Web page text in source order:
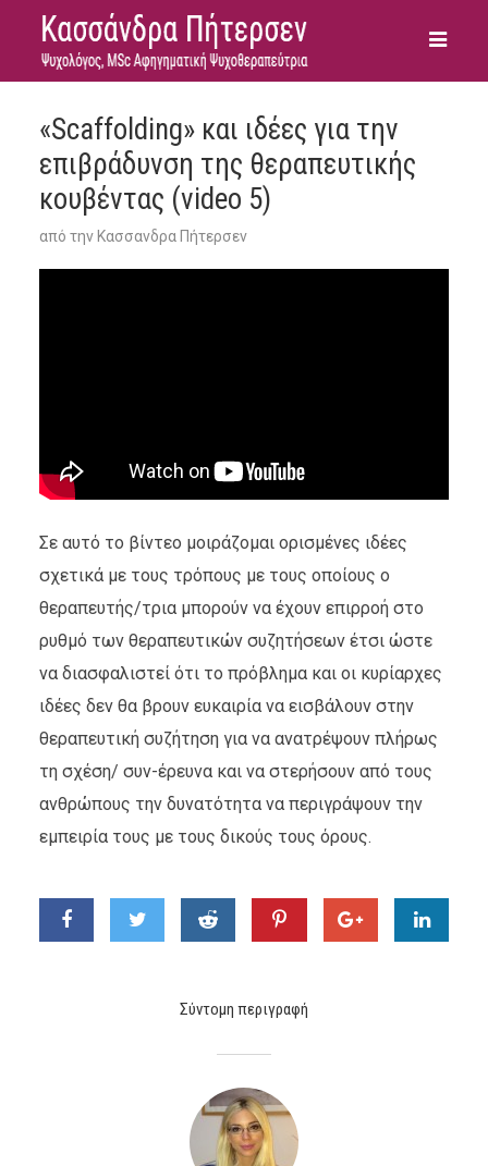
«Scaffolding» και ιδέες για την
επιβράδυνση της θεραπευτικής
κουβέντας (video 5)
από την Κασσανδρα Πήτερσεν
Σε αυτό το βίντεο μοιράζομαι ορισμένες ιδέες
σχετικά με τους τρόπους με τους οποίους ο
θεραπευτής/τρια μπορούν να έχουν επιρροή στο
ρυθμό των θεραπευτικών συζητήσεων έτσι ώστε
να διασφαλιστεί ότι το πρόβλημα και οι κυρίαρχες
ιδέες δεν θα βρουν ευκαιρία να εισβάλουν στην
θεραπευτική συζήτηση για να ανατρέψουν πλήρως
τη σχέση/ συν-έρευνα και να στερήσουν από τους
ανθρώπους την δυνατότητα να περιγράψουν την
εμπειρία τους με τους δικούς τους όρους.
Σύντομη περιγραφή